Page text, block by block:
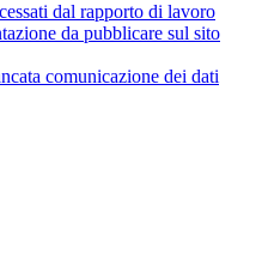
dal rapporto di lavoro
da pubblicare sul sito
comunicazione dei dati